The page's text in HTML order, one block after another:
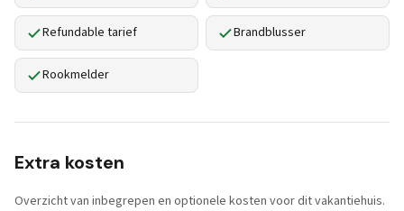
Refundable tarief Brandblusser
Rookmelder
Extra kosten
Overzicht van inbegrepen en optionele kosten voor dit vakantiehuis.